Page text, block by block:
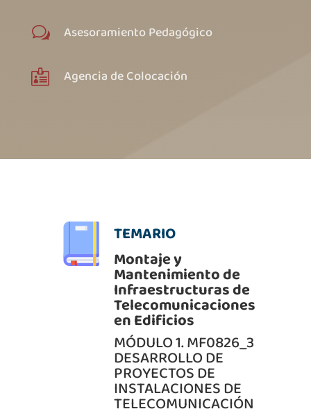
w Asesoramiento Pedagógico
 Agencia de Colocación
TEMARIO
Montaje y
Mantenimiento de
Infraestructuras de
Telecomunicaciones
en Edificios
MÓDULO 1. MF0826_3
DESARROLLO DE
PROYECTOS DE
INSTALACIONES DE
TELECOMUNICACIÓN